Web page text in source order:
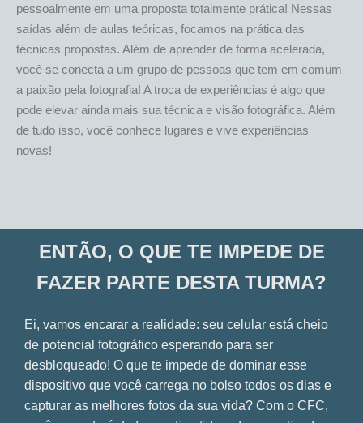
pessoalmente em uma proposta totalmente prática! Nessas
saídas além de aulas teóricas, focamos na prática das
técnicas propostas. Além de aprender de forma acelerada,
você se conecta a um grupo de pessoas que tem em comum
a paixão pela fotografia! A troca de experiências é algo que
pode elevar ainda mais sua técnica e visão fotográfica. Além
de tudo isso, você conhece lugares e vive experiências
novas!
ENTÃO, O QUE TE IMPEDE DE
FAZER PARTE DESTA TURMA?
Ei, vamos encarar a realidade: seu celular está cheio
de potencial fotográfico esperando para ser
desbloqueado! O que te impede de dominar esse
dispositivo que você carrega no bolso todos os dias e
capturar as melhores fotos da sua vida? Com o CFC,